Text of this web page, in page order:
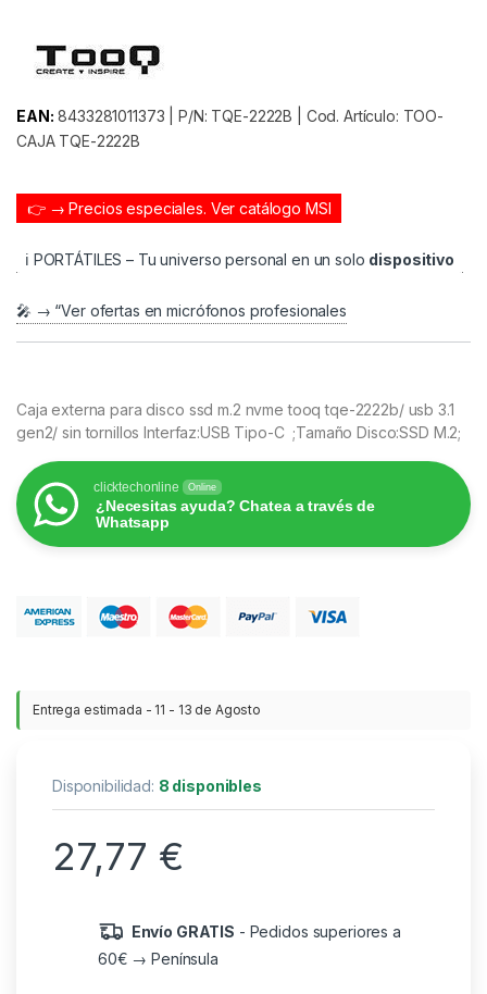
EAN: 8433281011373 | P/N: TQE-2222B | Cod. Artículo: TOO-
CAJA TQE-2222B
👉 → Precios especiales. Ver catálogo MSI
ℹ️ PORTÁTILES – Tu universo personal en un solo dispositivo
🎤 → “Ver ofertas en micrófonos profesionales
Caja externa para disco ssd m.2 nvme tooq tqe-2222b/ usb 3.1
gen2/ sin tornillos Interfaz:USB Tipo-C ;Tamaño Disco:SSD M.2;
clicktechonline Online
¿Necesitas ayuda? Chatea a través de
Whatsapp
Entrega estimada - 11 - 13 de Agosto
Disponibilidad: 8 disponibles
27,77 €
Envío GRATIS - Pedidos superiores a
60€ → Península